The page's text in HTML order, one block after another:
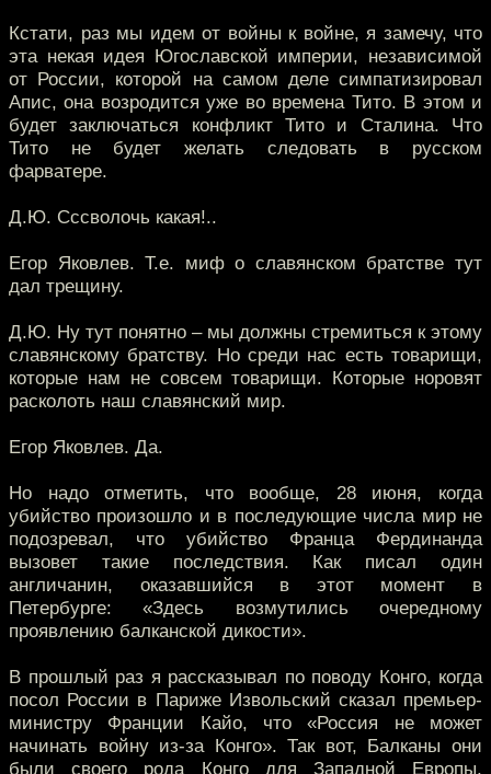
Кстати, раз мы идем от войны к войне, я замечу, что
эта некая идея Югославской империи, независимой
от России, которой на самом деле симпатизировал
Апис, она возродится уже во времена Тито. В этом и
будет заключаться конфликт Тито и Сталина. Что
Тито не будет желать следовать в русском
фарватере.
Д.Ю. Сссволочь какая!..
Егор Яковлев. Т.е. миф о славянском братстве тут
дал трещину.
Д.Ю. Ну тут понятно – мы должны стремиться к этому
славянскому братству. Но среди нас есть товарищи,
которые нам не совсем товарищи. Которые норовят
расколоть наш славянский мир.
Егор Яковлев. Да.
Но надо отметить, что вообще, 28 июня, когда
убийство произошло и в последующие числа мир не
подозревал, что убийство Франца Фердинанда
вызовет такие последствия. Как писал один
англичанин, оказавшийся в этот момент в
Петербурге: «Здесь возмутились очередному
проявлению балканской дикости».
В прошлый раз я рассказывал по поводу Конго, когда
посол России в Париже Извольский сказал премьер-
министру Франции Кайо, что «Россия не может
начинать войну из-за Конго». Так вот, Балканы они
были своего рода Конго для Западной Европы,